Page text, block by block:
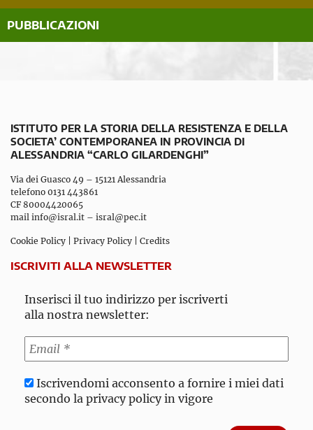
PUBBLICAZIONI
ISTITUTO PER LA STORIA DELLA RESISTENZA E DELLA
SOCIETA’ CONTEMPORANEA IN PROVINCIA DI
ALESSANDRIA “CARLO GILARDENGHI”
Via dei Guasco 49 – 15121 Alessandria
telefono 0131 443861
CF 80004420065
mail info@isral.it – isral@pec.it
Cookie Policy Privacy Policy Credits
ISCRIVITI ALLA NEWSLETTER
Inserisci il tuo indirizzo per iscriverti
alla nostra newsletter:
Iscrivendomi acconsento a fornire i miei dati
secondo la privacy policy in vigore